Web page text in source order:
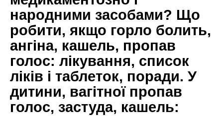
народними засобами? Що
робити, якщо горло болить,
ангіна, кашель, пропав
голос: лікування, список
ліків і таблеток, поради. У
дитини, вагітної пропав
голос, застуда, кашель: